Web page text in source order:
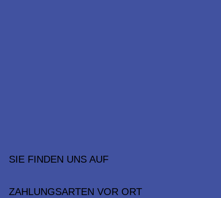
SIE FINDEN UNS AUF
ZAHLUNGSARTEN VOR ORT